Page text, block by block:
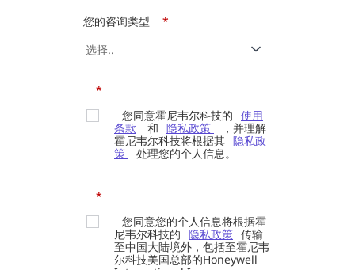
*
您的咨询类型
*
您同意霍尼韦尔科技的 使用
条款
和 隐私政策
，并理解
霍尼韦尔科技将根据其 隐私政
策
处理您的个人信息。
*
您同意您的个人信息将根据霍
尼韦尔科技的 隐私政策 传输
至中国大陆境外，包括至霍尼韦
尔科技美国总部的Honeywell